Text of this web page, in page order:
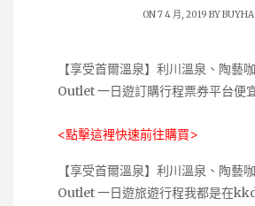
ON 7 4 月, 2019 BYBUYHA
【享受首爾溫泉】利川溫泉、陶藝
Outlet 一日遊訂購行程票券平台便
<點擊這裡快速前往購買>
【享受首爾溫泉】利川溫泉、陶藝
Outlet 一日遊旅遊行程我都是在